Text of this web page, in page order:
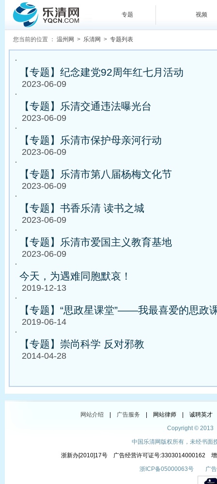
专题 视频
您当前的位置 ： 温州网 > 乐清网 > 专题列表
·
【专题】纪念建党92周年红七月活动
2023-06-09
·
【专题】乐清交通违法曝光台
2023-06-09
·
【专题】乐清市保护母亲河行动
2023-06-09
·
【专题】乐清市第八届杨梅文化节
2023-06-09
·
【专题】书香乐清 读书之城
2023-06-09
·
【专题】乐清市爱国主义教育基地
2023-06-09
·
今天，为遇难同胞默哀！
2019-12-13
·
【专题】“思政星课堂”——我最喜爱的思政
2019-06-14
·
【专题】崇尚科学 反对邪教
2014-04-28
网站介绍 广告服务 | 网站律师 | 诚聘英才
Copyright ©
中国乐清网版权所有，未经书面
浙新办[2010]17号 广告经营许可证号:3303014000162
浙ICP备05000063号 广